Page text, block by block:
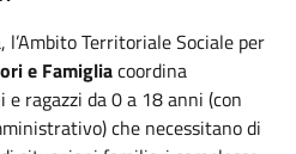
l’Ambito Territoriale Sociale per
e Famigliacoordina
ragazzi da 0 a 18 anni (con
che necessitano di